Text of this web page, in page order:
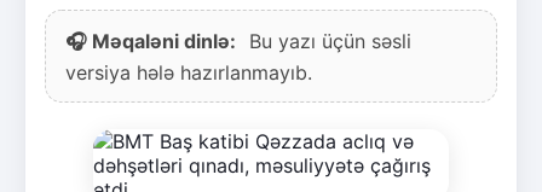
🎧 Məqaləni dinlə:
Bu yazı üçün səsli
versiya hələ hazırlanmayıb.